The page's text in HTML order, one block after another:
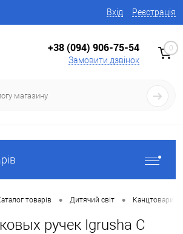
Вхід Реєстрація
+38 (094) 906-75-54
Замовити дзвінок
0
товарів • Дитячий світ • Канцтовари
ручек Igrusha С